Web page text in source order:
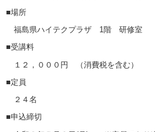
■場所
福島県ハイテクプラザ 1 階 研修室
■受講料
１２，０００円 （消費税を含む）
■定員
２４名
■申込締切